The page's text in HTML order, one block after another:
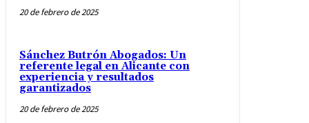
20 de febrero de 2025
Sánchez Butrón Abogados: Un
referente legal en Alicante con
experiencia y resultados
garantizados
20 de febrero de 2025